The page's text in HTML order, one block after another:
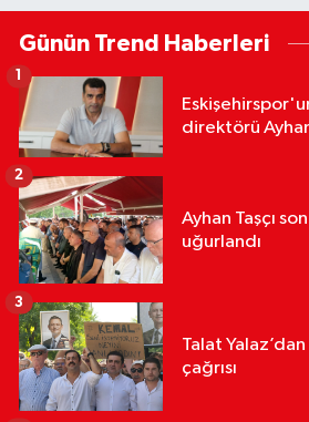
Günün Trend Haberleri
direktörü
1
Ayhan Taşçı
uğurlandı
2
Talat
çağrısı
3